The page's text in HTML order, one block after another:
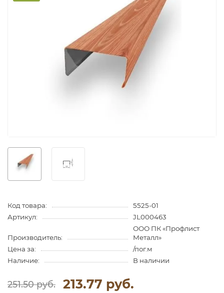
Код товара:
5525-01
Артикул:
JL000463
Производитель:
ООО ПК «Профлист
Металл»
Цена за:
/пог.м
Наличие:
В наличии
251.50 руб. 213.77 руб.